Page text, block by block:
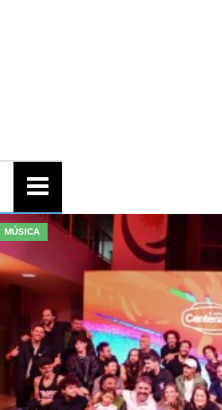
MÚSICA